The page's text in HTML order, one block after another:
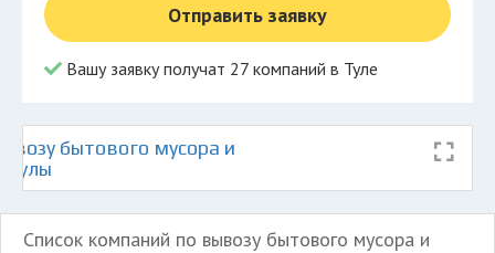
Отправить заявку
Вашу заявку получат 27 компаний в Туле
бытового мусора и
Тулы
Список компаний по вывозу бытового мусора и